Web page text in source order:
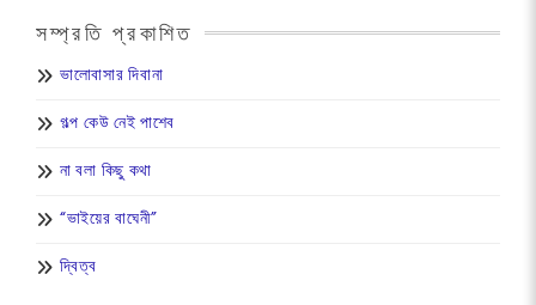
সম্প্রতি প্রকাশিত
ভালোবাসার দিবানা
গল্প কেউ নেই পাশেব
না বলা কিছু কথা
“ভাইয়ের বাঘেনী”
দ্বিত্ব